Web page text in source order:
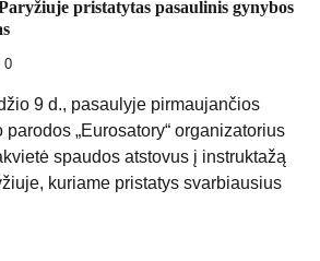
pristatytas pasaulinis gynybos
0
9 d., pasaulyje pirmaujančios
„Eurosatory“ organizatorius
spaudos atstovus į instruktažą
kuriame pristatys svarbiausius